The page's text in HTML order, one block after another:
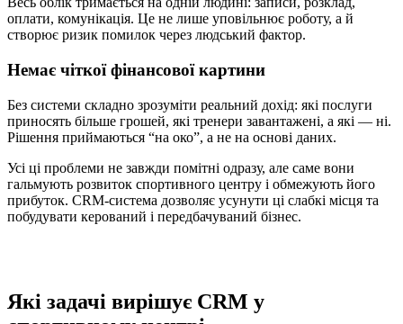
оплати, комунікація. Це не лише уповільнює роботу, а й
створює ризик помилок через людський фактор.
Немає чіткої фінансової картини
Без системи складно зрозуміти реальний дохід: які послуги
приносять більше грошей, які тренери завантажені, а які — ні.
Рішення приймаються “на око”, а не на основі даних.
Усі ці проблеми не завжди помітні одразу, але саме вони
гальмують розвиток спортивного центру і обмежують його
прибуток. CRM-система дозволяє усунути ці слабкі місця та
побудувати керований і передбачуваний бізнес.
Які задачі вирішує CRM у